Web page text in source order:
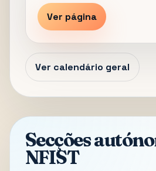
Ver página
Ver calendário geral
Secções
NFIST